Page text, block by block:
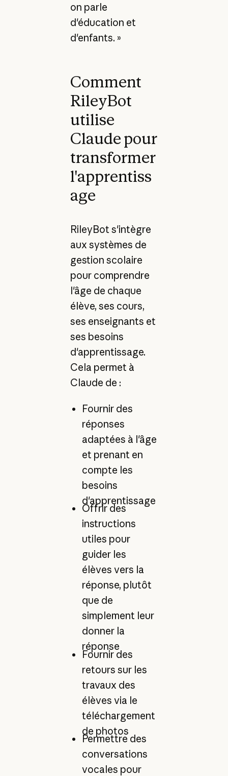
on parle
d'éducation et
d'enfants. »
Comment
RileyBot
utilise
Claude pour
transformer
l'apprentiss
age
RileyBot s'intègre
aux systèmes de
gestion scolaire
pour comprendre
l'âge de chaque
élève, ses cours,
ses enseignants et
ses besoins
d'apprentissage.
Cela permet à
Claude de :
Fournir des
réponses
adaptées à l'âge
et prenant en
compte les
besoins
d'apprentissage
Offrir des
instructions
utiles pour
guider les
élèves vers la
réponse, plutôt
que de
simplement leur
donner la
réponse
Fournir des
retours sur les
travaux des
élèves via le
téléchargement
de photos
Permettre des
conversations
vocales pour